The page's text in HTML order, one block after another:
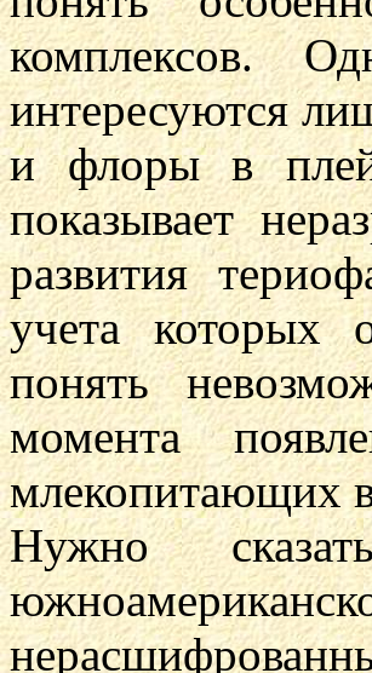
комплексов.
интересуются
и флоры в
показывает
развития
учета которых
понять
момента
млекопитающих
Нужно